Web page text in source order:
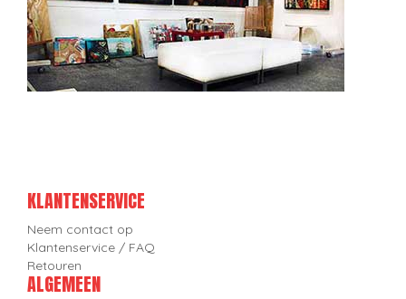
KLANTENSERVICE
Neem contact op
Klantenservice / FAQ
Retouren
ALGEMEEN